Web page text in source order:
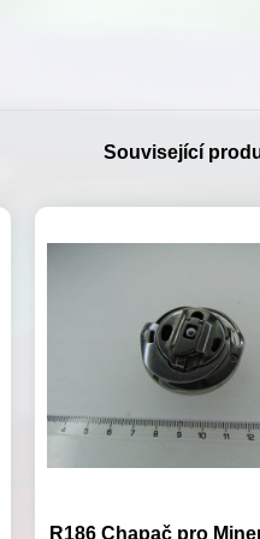
Související
R186 Chapač pro